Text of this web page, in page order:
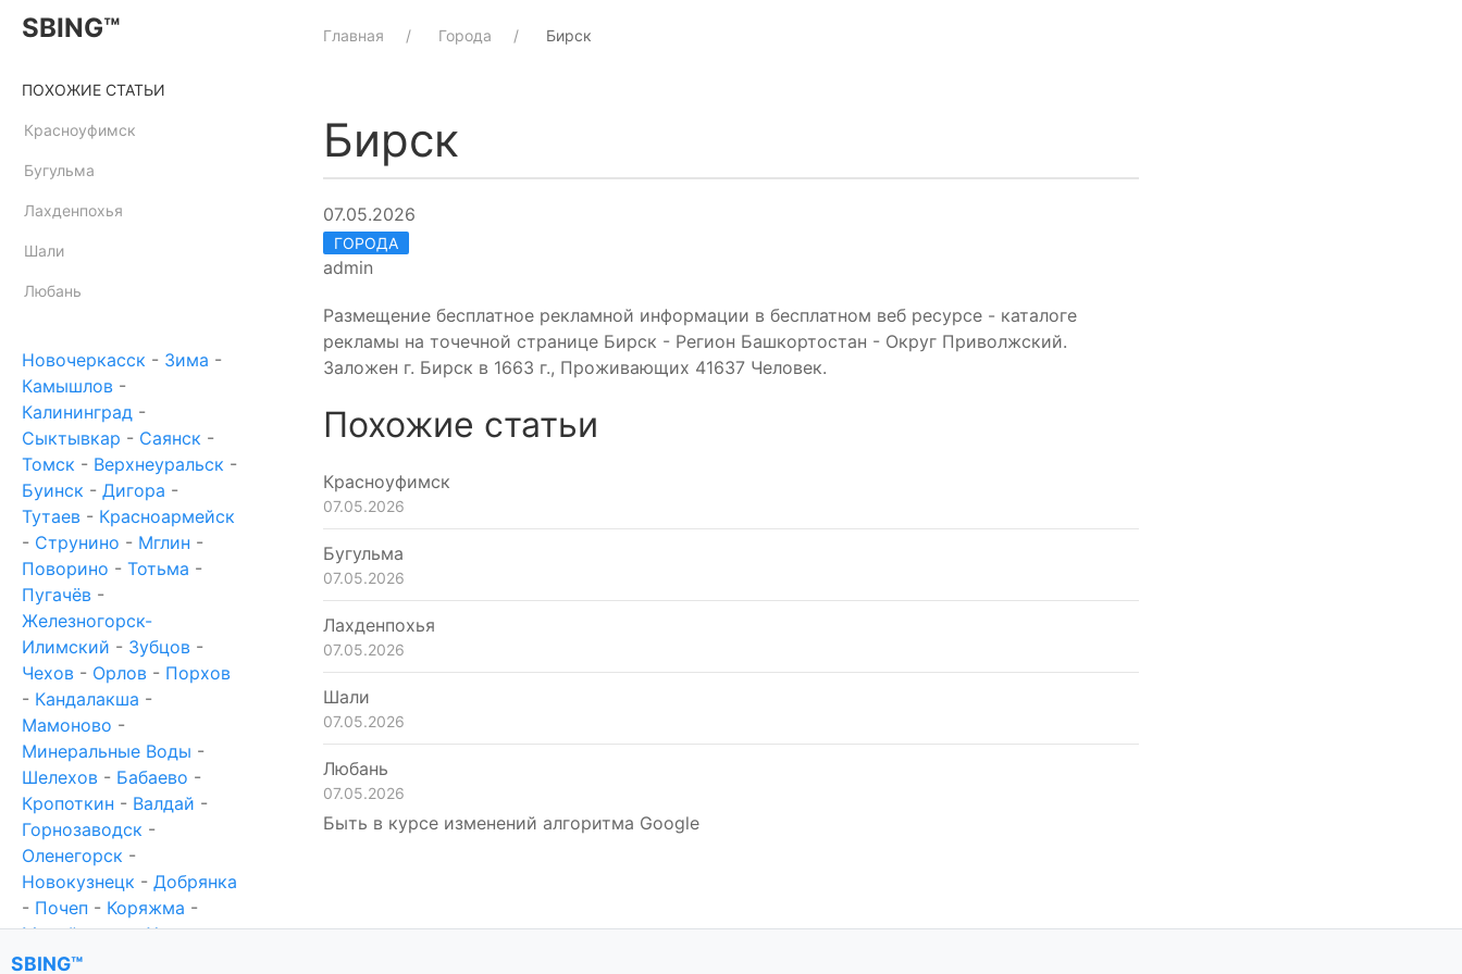
SBING™
ПОХОЖИЕ СТАТЬИ
Красноуфимск
Бугульма
Лахденпохья
Шали
Любань
Новочеркасск - Зима -
Камышлов -
Калининград -
Сыктывкар - Саянск -
Томск - Верхнеуральск -
Буинск - Дигора -
Тутаев - Красноармейск
- Струнино - Мглин -
Поворино - Тотьма -
Пугачёв -
Железногорск-
Илимский - Зубцов -
Чехов - Орлов - Порхов
- Кандалакша -
Мамоново -
Минеральные Воды -
Шелехов - Бабаево -
Кропоткин - Валдай -
Горнозаводск -
Оленегорск -
Новокузнецк - Добрянка
- Почеп - Коряжма -
Михайловка-Ханты-
Мансийск
Главная Города Бирск
Бирск
07.05.2026
ГОРОДА
admin
Размещение бесплатное рекламной информации в бесплатном веб ресурсе - каталоге
рекламы на точечной странице Бирск - Регион Башкортостан - Округ Приволжский.
Заложен г. Бирск в 1663 г., Проживающих 41637 Человек.
Похожие статьи
Красноуфимск
07.05.2026
Бугульма
07.05.2026
Лахденпохья
07.05.2026
Шали
07.05.2026
Любань
07.05.2026
Быть в курсе изменений алгоритма Google
SBING™